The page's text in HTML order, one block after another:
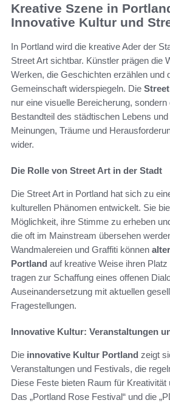
Kreative Szene in
Innovative Kultur und
In Portland wird die kreative Ader der
Street Art sichtbar. Künstler prägen die
Werken, die Geschichten erzählen und
Gemeinschaft widerspiegeln. Die
nur eine visuelle Bereicherung,
Bestandteil des städtischen Lebens
Meinungen, Träume und
wider.
Die Rolle von Street Art in der Stadt
Die Street Art in Portland hat sich zu
kulturellen Phänomen entwickelt. Sie
Möglichkeit, ihre Stimme zu erheben
die oft im Mainstream übersehen
Wandmalereien und Graffiti können
Portland auf kreative Weise ihren
tragen zur Schaffung eines offenen
Auseinandersetzung mit aktuellen
Fragestellungen.
Innovative Kultur: Veranstaltungen
Die innovative Kultur Portland zeigt
Veranstaltungen und Festivals, die
Diese Feste bieten Raum für Kreativität
Das „Portland Rose Festival“ und die